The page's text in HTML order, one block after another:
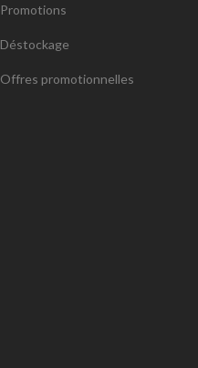
Promotions
Déstockage
Offres promotionnelles